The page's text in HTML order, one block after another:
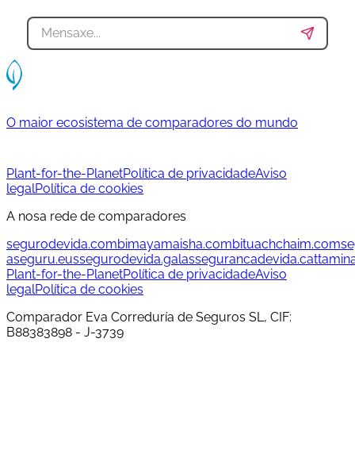
O maior ecosistema de comparadores do mundo
Plant-for-the-PlanetPolítica de privacidadeAviso
legalPolítica de cookies
A nosa rede de comparadores
segurodevida.combimayamaisha.combituachchaim.com
aseguru.eussegurodevida.galassegurancadevida.cat
Plant-for-the-PlanetPolítica de privacidadeAviso
legalPolítica de cookies
Comparador Eva Correduría de Seguros SL, CIF:
B88383898 - J-3739